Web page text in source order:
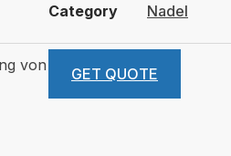
von
Category Nadel
GET QUOTE